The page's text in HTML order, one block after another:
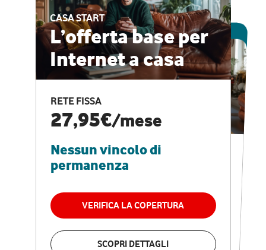
CASA START
L’offerta base per
Internet a casa
RETE FISSA
27,95€/mese
Nessun vincolo di
permanenza
VERIFICA LA COPERTURA
SCOPRI DETTAGLI
ESCLUSIVA ONLINE
CASA PRO
Internet veloce e
vantaggi speciali
RETE FISSA + VODAFONE CLUB
29,95€
permanenza
VERIFICA LA COPERTURA